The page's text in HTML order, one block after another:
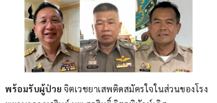
พร้อมรับผู้ป่วย จิตเวชยาเสพติดสมัครใจในส่วนของโรง